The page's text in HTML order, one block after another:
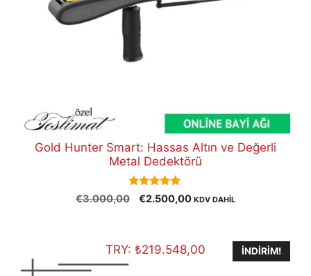
Gold Hunter Smart: Hassas Altın ve Değerli
Metal Dedektörü
5.00
out of 5
€3.000,00
Orijinal
€2.500,00Şu
€2.500,00.
KDV DAHİL
TRY: ₺219.548,00 İNDIRIM!